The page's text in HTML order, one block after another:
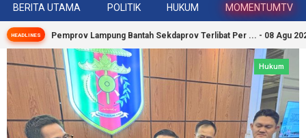
BERITA UTAMA POLITIK HUKUM MOMENTUMTV
HEADLINES Pemprov Lampung Bantah Sekdaprov Terlibat Per ... - 08 Agu
Politik